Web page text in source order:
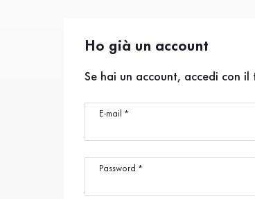
Ho già un account
Se hai un account, accedi con
E-mail *
Password *